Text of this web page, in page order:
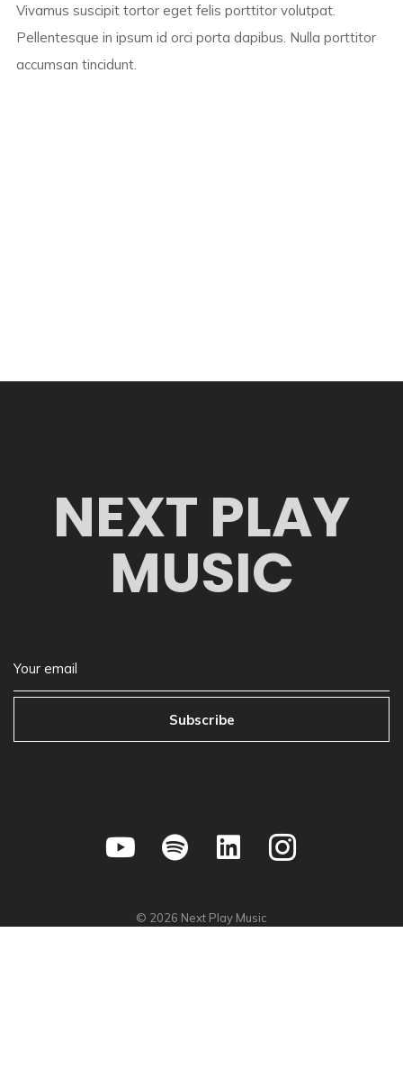
Vivamus suscipit tortor eget felis porttitor volutpat.
Pellentesque in ipsum id orci porta dapibus. Nulla porttitor
accumsan tincidunt.
NEXT PLAY
MUSIC
Subscribe
© 2026 Next Play Music